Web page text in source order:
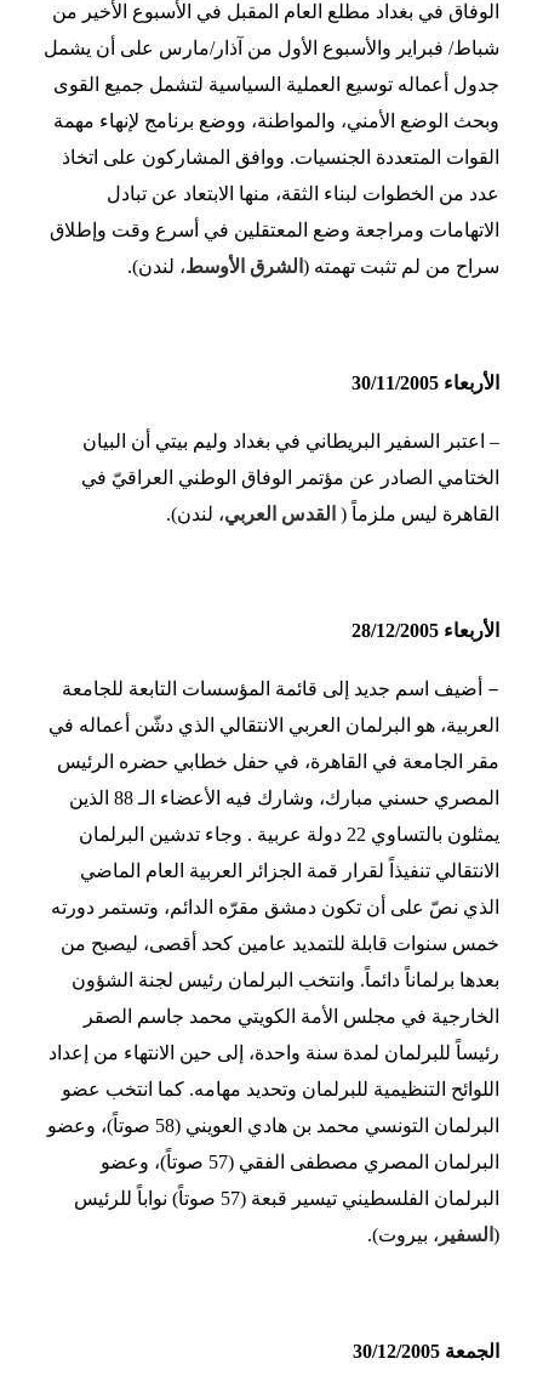
الوفاق في بغداد مطلع العام المقبل في الأسبوع الأخير من
شباط/ فبراير والأسبوع الأول من آذار/مارس على أن يشمل
جدول أعماله توسيع العملية السياسية لتشمل جميع القوى
وبحث الوضع الأمني، والمواطنة، ووضع برنامج لإنهاء مهمة
القوات المتعددة الجنسيات. ووافق المشاركون على اتخاذ
عدد من الخطوات لبناء الثقة، منها الابتعاد عن تبادل
الاتهامات ومراجعة وضع المعتقلين في أسرع وقت وإطلاق
سراح من لم تثبت تهمته ( الشرق الأوسط، لندن).
الأربعاء 30/11/2005
– اعتبر السفير البريطاني في بغداد وليم بيتي أن البيان
الختامي الصادر عن مؤتمر الوفاق الوطني العراقيّ في
القاهرة ليس ملزماً ( القدس العربي، لندن).
الأربعاء 28/12/2005
– أضيف اسم جديد إلى قائمة المؤسسات التابعة للجامعة
العربية، هو البرلمان العربي الانتقالي الذي دشّن أعماله في
مقر الجامعة في القاهرة، في حفل خطابي حضره الرئيس
المصري حسني مبارك، وشارك فيه الأعضاء الـ 88 الذين
يمثلون بالتساوي 22 دولة عربية . وجاء تدشين البرلمان
الانتقالي تنفيذاً لقرار قمة الجزائر العربية العام الماضي
الذي نصّ على أن تكون دمشق مقرّه الدائم، وتستمر دورته
خمس سنوات قابلة للتمديد عامين كحد أقصى، ليصبح من
بعدها برلماناً دائماً. وانتخب البرلمان رئيس لجنة الشؤون
الخارجية في مجلس الأمة الكويتي محمد جاسم الصقر
رئيساً للبرلمان لمدة سنة واحدة، إلى حين الانتهاء من إعداد
اللوائح التنظيمية للبرلمان وتحديد مهامه. كما انتخب عضو
البرلمان التونسي محمد بن هادي العويني (58 صوتاً)، وعضو
البرلمان المصري مصطفى الفقي (57 صوتاً)، وعضو
البرلمان الفلسطيني تيسير قبعة (57 صوتاً) نواباً للرئيس
( السفير ، بيروت).
الجمعة 30/12/2005